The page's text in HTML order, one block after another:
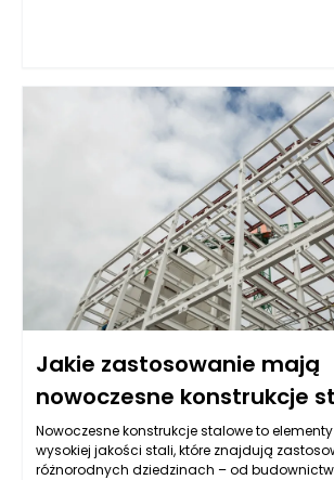
także przez wiele lat. Dlatego kluczem do
zaplanowanie mebli, które będą
jednocześnie, co z pewnością zadowoli
Jakie zastosowanie mają
nowoczesne konstrukcje
Nowoczesne konstrukcje stalowe to
wysokiej jakości stali, które znajdują
różnorodnych dziedzinach – od